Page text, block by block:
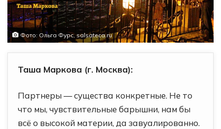
Фото: Ольга Фурс, salsateca.ru
Таша Маркова (г. Москва):
Партнеры — существа конкретные. Не то
что мы, чувствительные барышни, нам бы
всё о высокой материи, да завуалированно.